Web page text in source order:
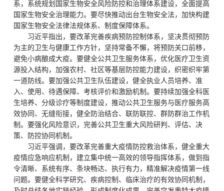
系，系统规划国家生物安全风险防控和治理体系建设，全面提高
国家生物安全治理能力。要尽快推动出台生物安全法，加快构建
国家生物安全法律法规体系、制度保障体系。
习近平指出，要改革完善疾病预防控制体系，坚决贯彻预防
为主的卫生与健康工作方针，坚持常备不懈，将预防关口前移，
避免小病酿成大疫。要健全公共卫生服务体系，优化医疗卫生资
源投入结构，加强农村、社区等基层防控能力建设，织密织牢第
一道防线。要加强公共卫生队伍建设，健全执业人员培养、准
入、使用、待遇保障、考核评价和激励机制。要持续加强全科医
生培养、分级诊疗等制度建设，推动公共卫生服务与医疗服务高
效协同、无缝衔接，健全防治结合、联防联控、群防群治工作机
制。要强化风险意识，完善公共卫生重大风险研判、评估、决
策、防控协同机制。
习近平强调，要改革完善重大疫情防控救治体系，健全重大
疫情应急响应机制，建立集中统一高效的领导指挥体系，做到指
令清晰、系统有序、条块畅达、执行有力，精准解决疫情第一线
问题。要健全科学研究、疾病控制、临床治疗的有效协同机制，